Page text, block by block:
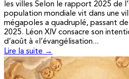
les villes Selon le rapport 2025 de
population mondiale vit dans une
mégapoles a quadruplé, passant
2025. Léon XIV consacre son
d’août à «l’évangélisation...
Lire la suite →